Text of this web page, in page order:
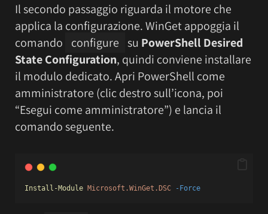
Il secondo passaggio riguarda il motore che
applica la configurazione. WinGet appoggia il
comando
configure su PowerShell Desired
State Configuration, quindi conviene installare
il modulo dedicato. Apri PowerShell come
amministratore (clic destro sull’icona, poi
“Esegui come amministratore”) e lancia il
comando seguente.
Install-Module Microsoft.WinGet.DSC -Force